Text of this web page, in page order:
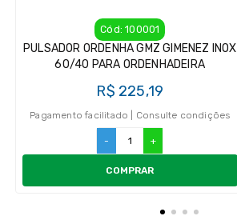
Cód: 100001
PULSADOR ORDENHA GMZ GIMENEZ INOX
60/40 PARA ORDENHADEIRA
R$ 225,19
Pagamento facilitado | Consulte condições
- +
COMPRAR